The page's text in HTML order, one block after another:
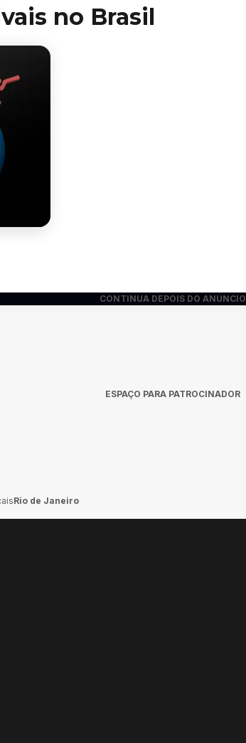
no Brasil
CONTINUA DEPOIS DO ANÚNCIO
ESPAÇO PARA PATROCINADOR
Rio de Janeiro